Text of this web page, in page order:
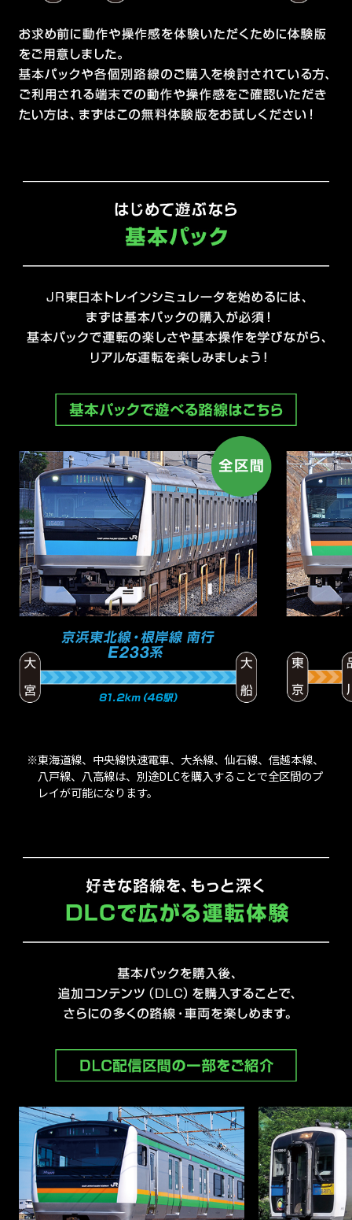
※東海道線、中央線快速電車、大糸線、仙石線、信越本線、
八戸線、八高線は、別途DLCを購入することで全区間のプ
レイが可能になります。